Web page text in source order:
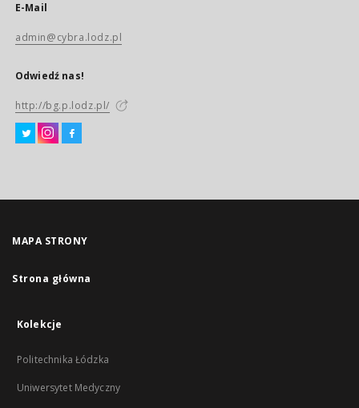
E-Mail
admin@cybra.lodz.pl
Odwiedź nas!
http://bg.p.lodz.pl/
MAPA STRONY
Strona główna
Kolekcje
Politechnika Łódzka
Uniwersytet Medyczny